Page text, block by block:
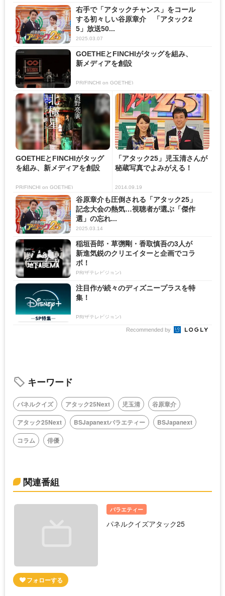
右手で「アタックチャンス」をコール
する初々しい谷原章介 「アタック2
5」放送50...
2025.03.07
GOETHEとFINCHIがタッグを組み、
新メディアを創設
PR(FINCHI on GOETHE)
GOETHEとFINCHIがタッグ
を組み、新メディアを創設
PR(FINCHI on GOETHE)
「アタック25」児玉清さんが
秘蔵写真でよみがえる！
2014.09.19
谷原章介も圧倒される「アタック25」
記念大会の熱気…視聴者が選ぶ「傑作
選」の忘れ...
2025.03.14
稲垣吾郎・草彅剛・香取慎吾の3人が
新進気鋭のクリエイターと企画でコラ
ボ！
PR(ザテレビジョン)
注目作が続々のディズニープラスを特
集！
PR(ザテレビジョン)
Recommended by
キーワード
パネルクイズ アタック25Next 児玉清
谷原章介
アタック25Next
BSJapanextバラエティー
BSJapanext
コラム
俳優
関連番組
バラエティー
パネルクイズアタック25